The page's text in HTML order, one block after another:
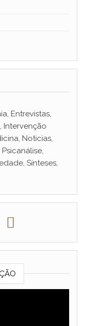
Entrevistas,
Intervenção
Noticias,
Sínteses,